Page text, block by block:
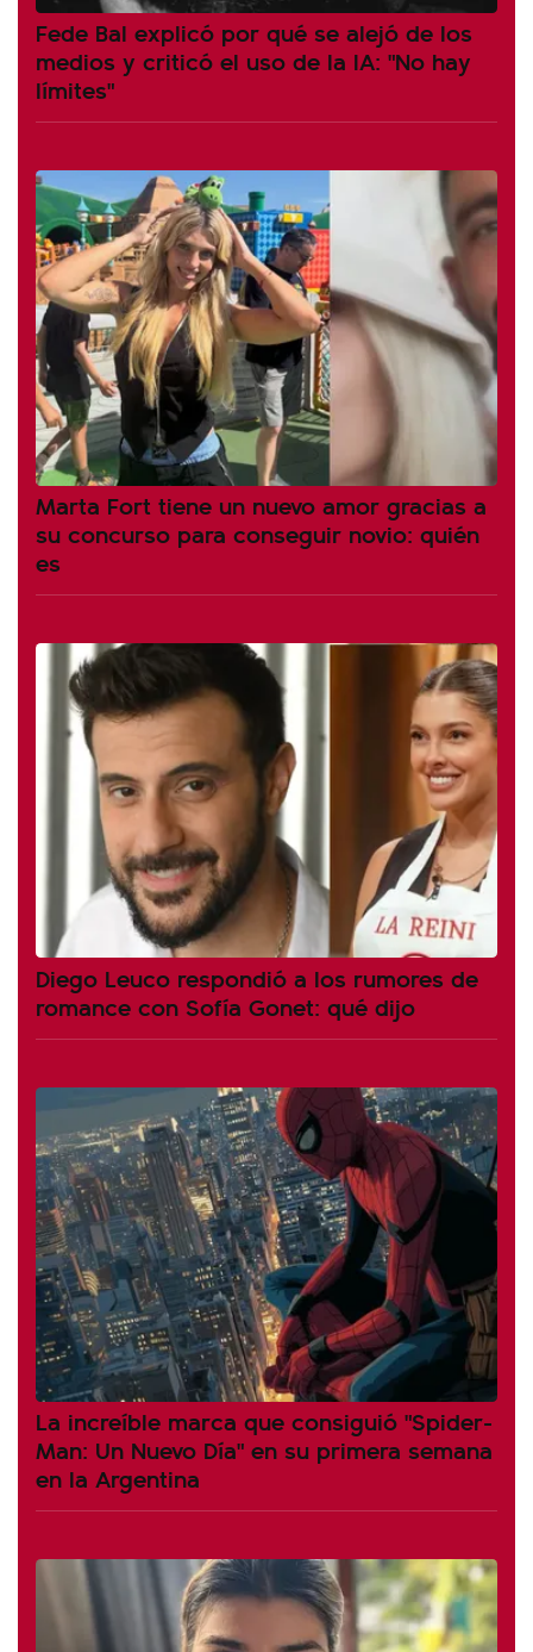
Fede Bal explicó por qué se alejó de los
medios y criticó el uso de la IA: "No hay
límites"
Marta Fort tiene un nuevo amor gracias a
su concurso para conseguir novio: quién
es
Diego Leuco respondió a los rumores de
romance con Sofía Gonet: qué dijo
La increíble marca que consiguió "Spider-
Man: Un Nuevo Día" en su primera semana
en la Argentina